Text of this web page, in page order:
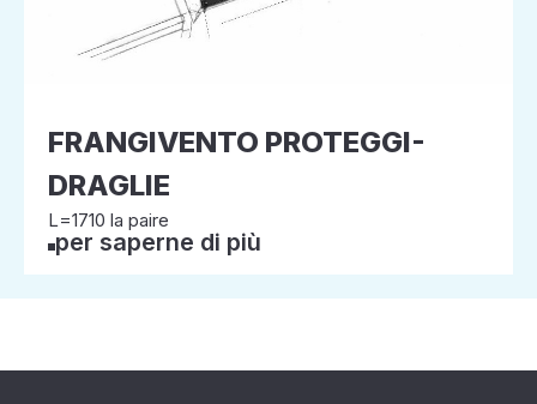
FRANGIVENTO PROTEGGI-
DRAGLIE
L=1710 la paire
per saperne di più